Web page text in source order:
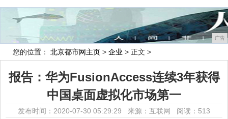
广告
您的位置： 北京都市网主页 > 企业 > 正文 >
报告：华为FusionAccess连续3年获得
中国桌面虚拟化市场第一
发布时间：2020-07-30 05:29:29 来源：互联网 阅读：513